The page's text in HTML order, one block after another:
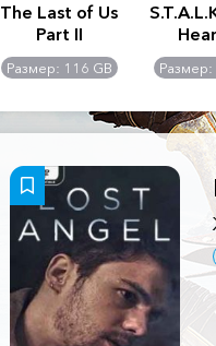
The Last of Us
Part II
Remastered
Размер: 116 GB Размер: